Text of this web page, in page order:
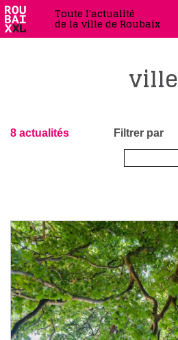
Toute l'actualité
de la ville de Roubaix
ville
8 actualités Filtrer par